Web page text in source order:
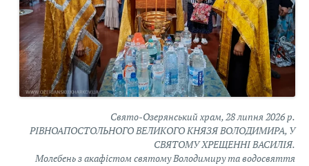
Свято-Озерянський храм, 28 липня 2026 р.
РІВНОАПОСТОЛЬНОГО ВЕЛИКОГО КНЯЗЯ ВОЛОДИМИРА, У
СВЯТОМУ ХРЕЩЕННІ ВАСИЛІЯ.
Молебень з акафістом святому Володимиру та водосвяття